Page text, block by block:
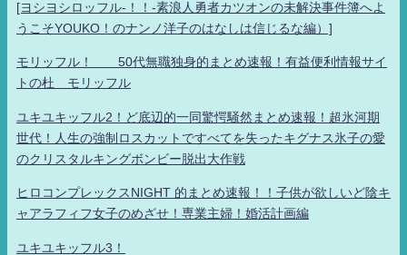
[ヨシヨシロッフル-！！-素浪人勇者カツオンの未解決事件簿へよ
うこそYOUKO！のナンノ洋子のはなしは信じるな編）]
モリッフル！ 50代無職独身的まとめ速報！有益便利情報サイ
トの杜 モリッフル
ユキユキッフル2！ど底辺的一同驚愕騒然まとめ速報！超氷河期
世代！人生の強制ロスカットですべてを失ったキグナス氷子の愛
のクリスタルキングボンビー脱出大作戦
ヒロコンプレックスNIGHT 的まとめ速報！！子供が欲しいど陰キ
ャアラフィフ女子のめざせ！専業主婦！婚活計画編
ユキユキッフル3！